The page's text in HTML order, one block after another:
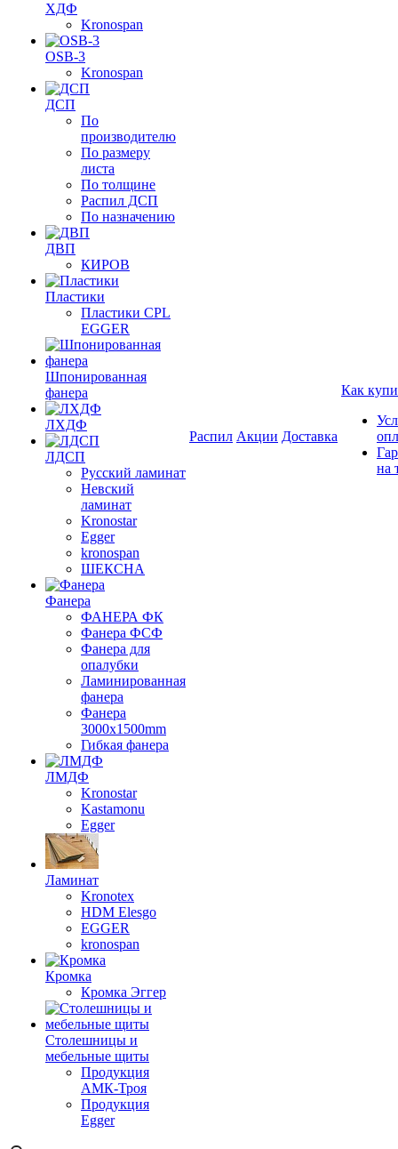
ХДФ
Kronospan
OSB-3
Kronospan
ДСП
По
производителю
По размеру
листа
По толщине
Распил ДСП
По назначению
ДВП
КИРОВ
Пластики
Пластики CPL
EGGER
Шпонированная
фанера
ЛХДФ
ЛДСП
Русский ламинат
Невский
ламинат
Kronostar
Egger
kronospan
ШЕКСНА
Фанера
ФАНЕРА ФК
Фанера ФСФ
Фанера для
опалубки
Ламинированная
фанера
Фанера
3000х1500mm
Гибкая фанера
ЛМДФ
Kronostar
Kastamonu
Egger
Ламинат
Kronotex
HDM Elesgo
EGGER
kronospan
Кромка
Кромка Эггер
Столешницы и
мебельные щиты
Продукция
АМК-Троя
Продукция
Egger
Распил Акции Доставка
Как
на